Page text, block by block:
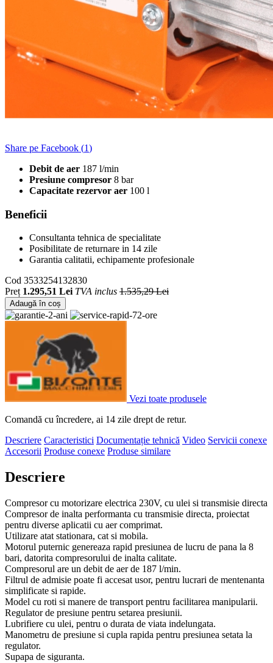
Share pe Facebook (1)
Debit de aer 187 l/min
Presiune compresor 8 bar
Capacitate rezervor aer 100 l
Beneficii
Consultanta tehnica de specialitate
Posibilitate de returnare in 14 zile
Garantia calitatii, echipamente profesionale
Cod 3533254132830
Preț 1.295,51 Lei TVA inclus 1.535,29 Lei
Adaugă în coș
Vezi toate produsele
Comandă cu încredere, ai 14 zile drept de retur.
Descriere Caracteristici Documentație tehnică Video Servicii conexe
Accesorii Produse conexe Produse similare
Descriere
Compresor cu motorizare electrica 230V, cu ulei si transmisie directa
Compresor de inalta performanta cu transmisie directa, proiectat
pentru diverse aplicatii cu aer comprimat.
Utilizare atat stationara, cat si mobila.
Motorul puternic genereaza rapid presiunea de lucru de pana la 8
bari, datorita compresorului de inalta calitate.
Compresorul are un debit de aer de 187 l/min.
Filtrul de admisie poate fi accesat usor, pentru lucrari de mentenanta
simplificate si rapide.
Model cu roti si manere de transport pentru facilitarea manipularii.
Regulator de presiune pentru setarea presiunii.
Lubrifiere cu ulei, pentru o durata de viata indelungata.
Manometru de presiune si cupla rapida pentru presiunea setata la
regulator.
Supapa de siguranta.